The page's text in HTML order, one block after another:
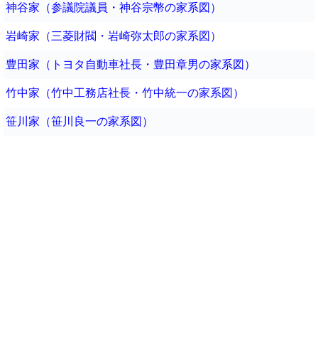
神谷家（参議院議員・神谷宗幣の家系図）
岩崎家（三菱財閥・岩崎弥太郎の家系図）
豊田家（トヨタ自動車社長・豊田章男の家系図）
竹中家（竹中工務店社長・竹中統一の家系図）
笹川家（笹川良一の家系図）